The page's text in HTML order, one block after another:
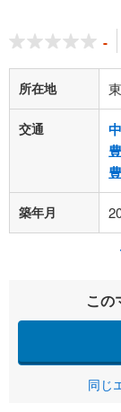
-
所在地
交通
築年月
この
同じ